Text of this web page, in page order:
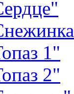
1"
2"